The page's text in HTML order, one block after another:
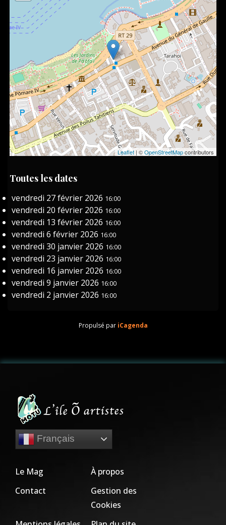
Leaflet| ©OpenStreetMapcontributors
Toutes les dates
vendredi 27 février 2026 16:00
vendredi 20 février 2026 16:00
vendredi 13 février 2026 16:00
vendredi 6 février 2026 16:00
vendredi 30 janvier 2026 16:00
vendredi 23 janvier 2026 16:00
vendredi 16 janvier 2026 16:00
vendredi 9 janvier 2026 16:00
vendredi 2 janvier 2026 16:00
Propulsé par iCagenda
Français
Le Mag
À propos
Contact
Gestion des
Cookies